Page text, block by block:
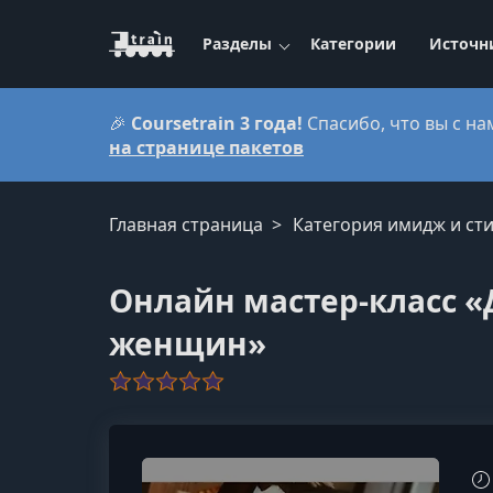
Разделы Категории
🎉 Coursetrain 3 года! Спасибо, что вы с
на странице пакетов
Главная страница Категория имидж и
Онлайн мастер-класс
женщин»